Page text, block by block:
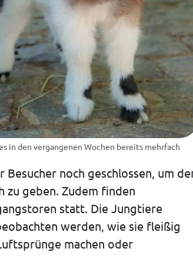
in den vergangenen Wochen bereits mehrfach
noch geschlossen, um
zu geben. Zudem finden
statt. Die Jungtiere
werden, wie sie fleißig
machen oder